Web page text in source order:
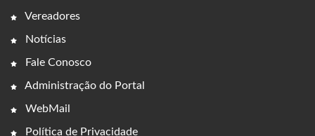
Vereadores
Notícias
Fale Conosco
Administração do Portal
WebMail
Política de Privacidade